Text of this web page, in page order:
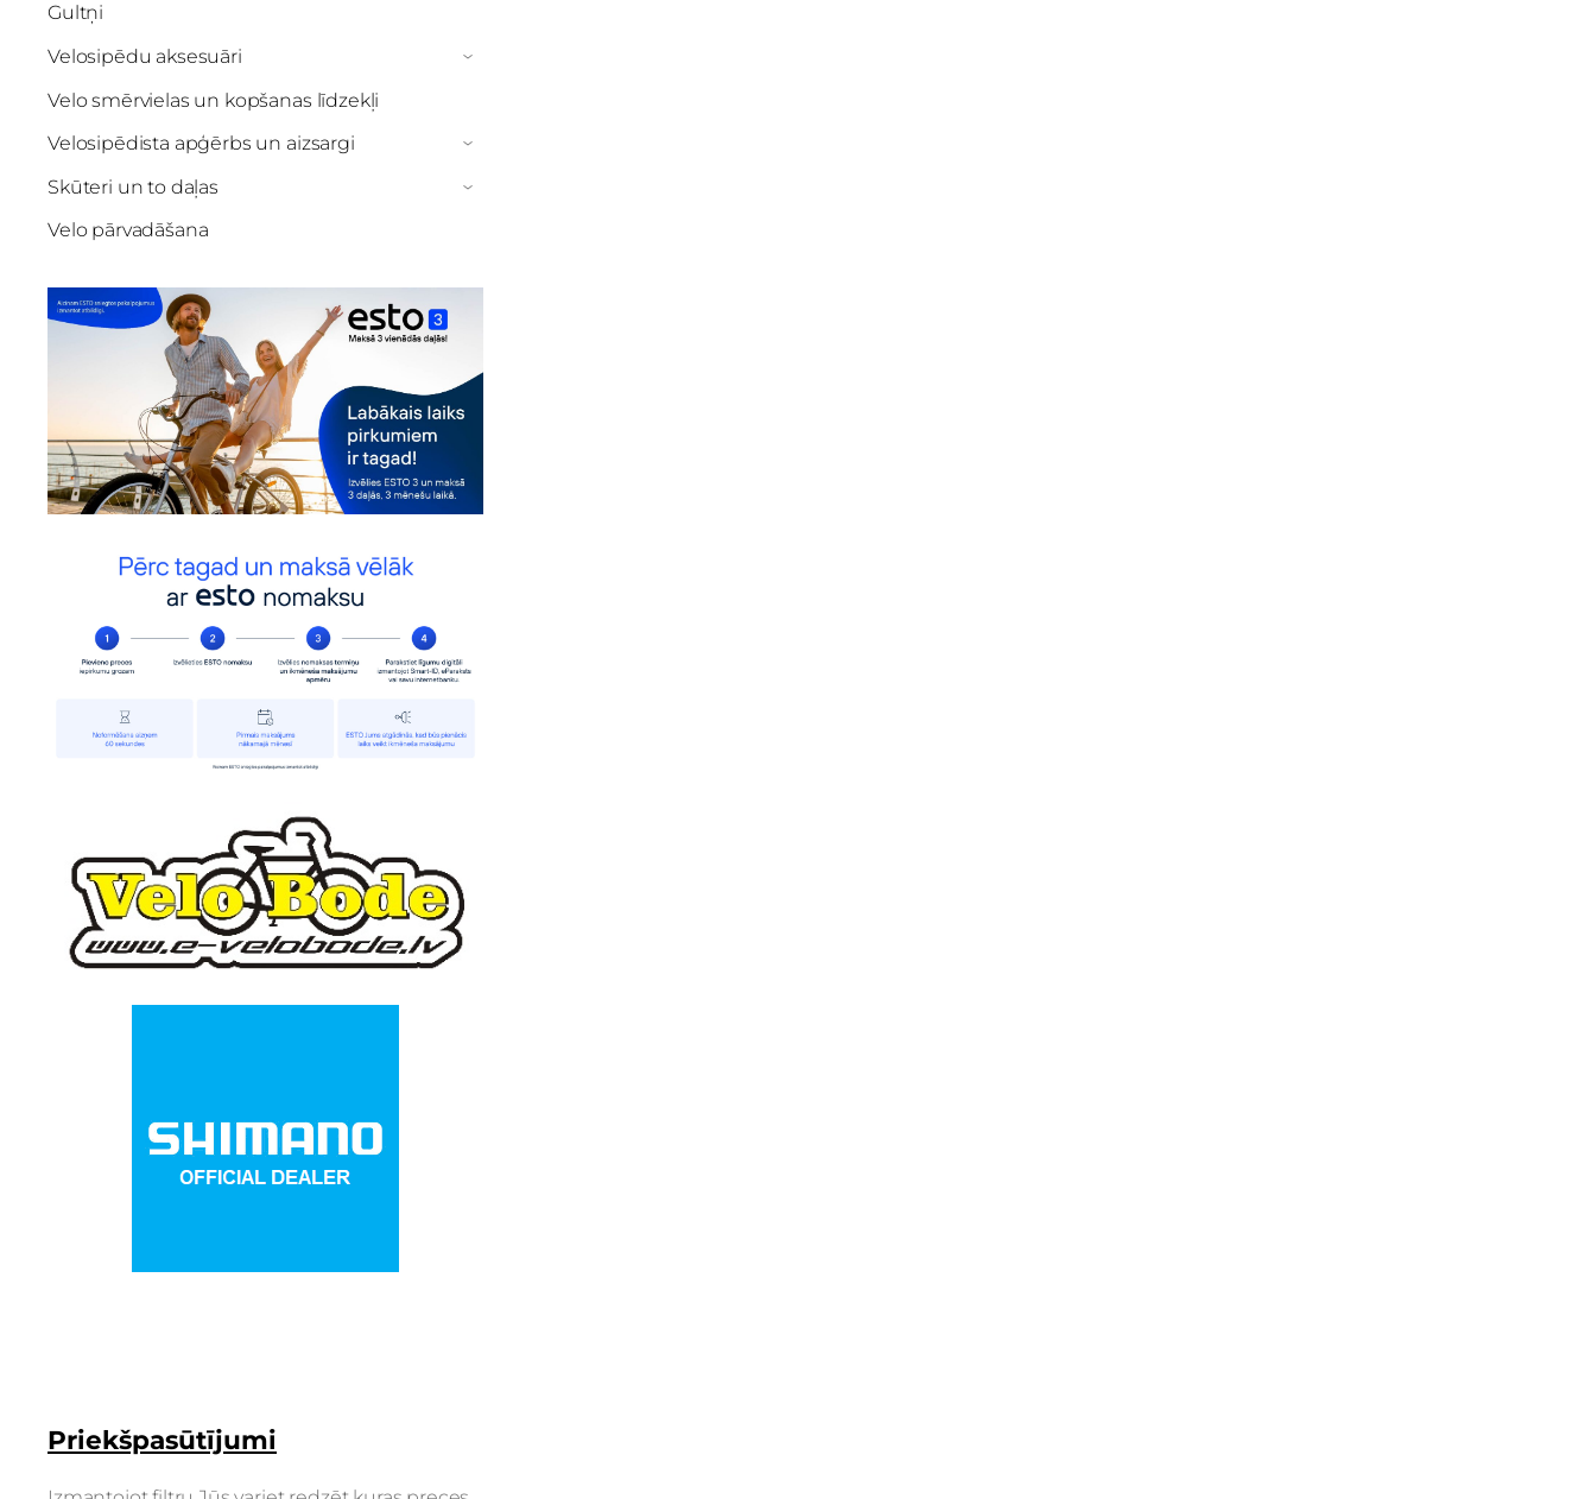
Gultņi
Velosipēdu aksesuāri
›
Velo smērvielas un kopšanas līdzekļi
Velosipēdista apģērbs un aizsargi
›
Skūteri un to daļas ›
Velo pārvadāšana
Priekšpasūtījumi